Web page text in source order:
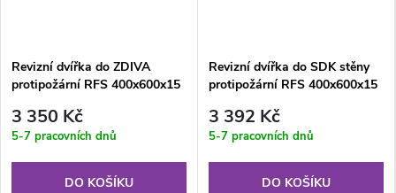
Revizní dvířka do ZDIVA
protipožární RFS 400x600x15
3 350 Kč
5-7 pracovních dnů
DO KOŠÍKU
Revizní dvířka do SDK stěny
protipožární RFS 400x600x15
3 392 Kč
5-7 pracovních dnů
DO KOŠÍKU